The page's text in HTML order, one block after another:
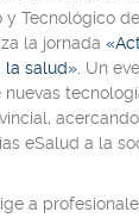
y Tecnológico
la jornada «
salud». Un
nuevas
eSalud a la
a